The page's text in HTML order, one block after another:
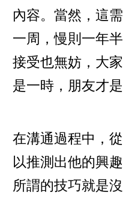
內容。當然，這
一周，慢則一年
接受也無妨，大
是一時，朋友才是
在溝通過程中，
以推測出他的興
所謂的技巧就是